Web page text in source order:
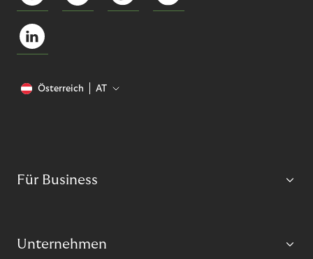
Österreich AT
Für Business
Unternehmen